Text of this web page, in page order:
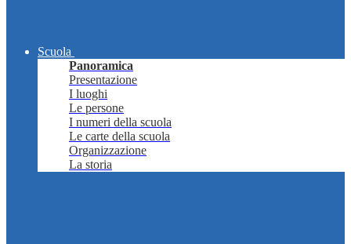
Scuola
Panoramica
Presentazione
I luoghi
Le persone
I numeri della scuola
Le carte della scuola
Organizzazione
La storia